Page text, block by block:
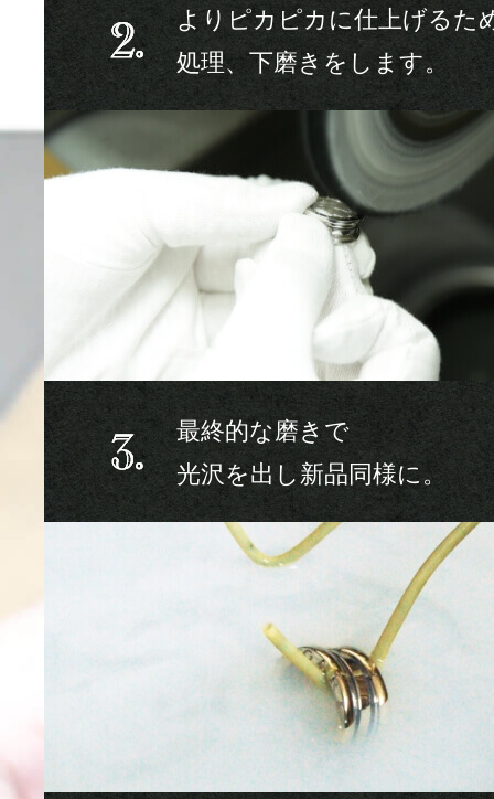
よりピカピカに仕上げるた
処理、下磨きをします。
最終的な磨きで
光沢を出し新品同様に。